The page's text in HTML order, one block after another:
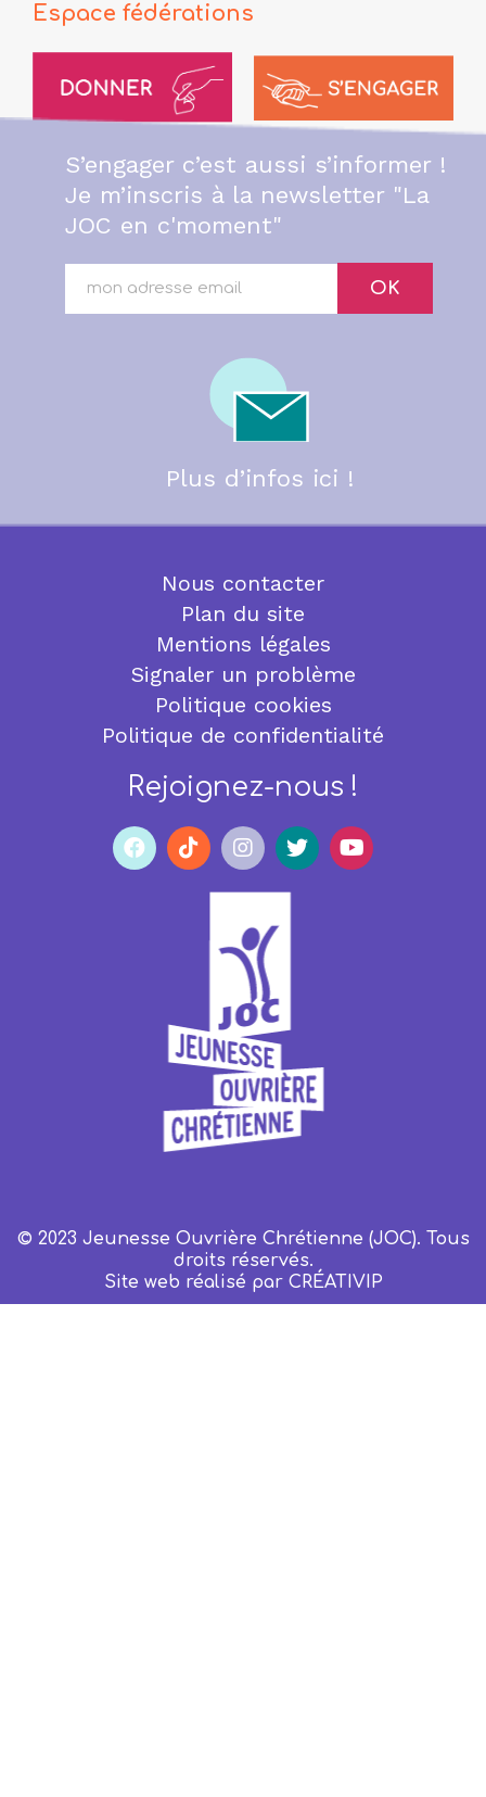
Espace fédérations
S’engager c’est aussi s’informer !
Je m’inscris à la newsletter "La
JOC en c'moment"
OK
Plus d’infos ici !
Nous contacter
Plan du site
Mentions légales
Signaler un problème
Politique cookies
Politique de confidentialité
Rejoignez-nous !
© 2023 Jeunesse Ouvrière Chrétienne (JOC). Tous
droits réservés.
Site web réalisé par CRÉATIVIP